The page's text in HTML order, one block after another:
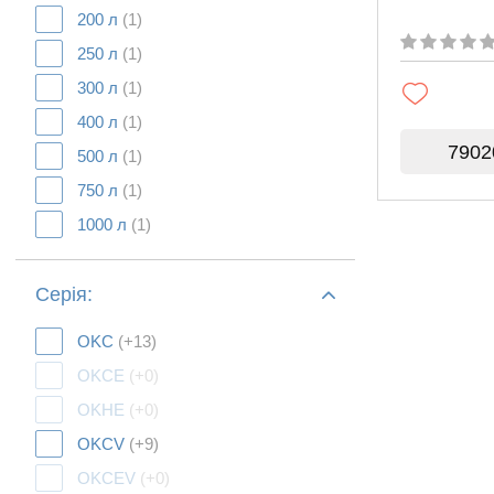
200 л (1)
250 л (1)
300 л (1)
400 л (1)
500 л (1)
750 л (1)
1000 л (1)
Серія:
OKC (+13)
OKCE (+0)
OKHE (+0)
OKCV (+9)
OKCEV (+0)